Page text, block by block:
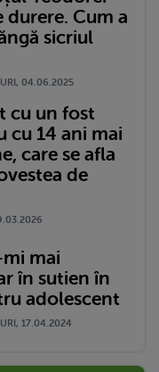
durere. Cum a
sicriul
04.06.2025
cu un fost
cu 14 ani mai
care se afla
de
mai
în sutien în
adolescent
17.04.2024